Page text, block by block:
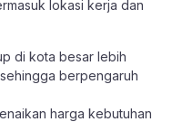
lokasi kerja dan
di kota besar lebih
berpengaruh
harga kebutuhan